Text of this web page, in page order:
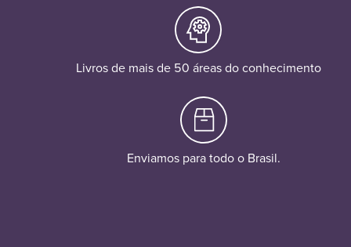
Livros de mais de 50 áreas do conhecimento
Enviamos para todo o Brasil.